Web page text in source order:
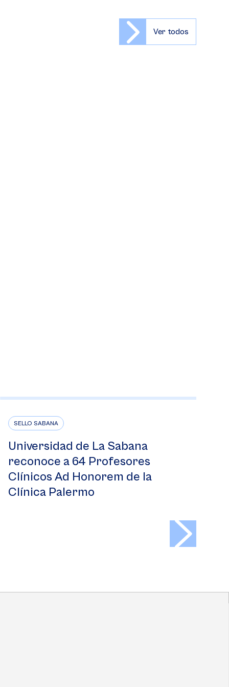
Ver todos
SELLO SABANA
Universidad de La Sabana
reconoce a 64 Profesores
Clínicos Ad Honorem de la
Clínica Palermo